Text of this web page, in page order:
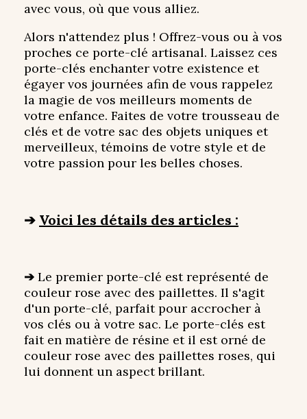
avec vous, où que vous alliez.
Alors n'attendez plus ! Offrez-vous ou à vos
proches ce porte-clé artisanal. Laissez ces
porte-clés enchanter votre existence et
égayer vos journées afin de vous rappelez
la magie de vos meilleurs moments de
votre enfance. Faites de votre trousseau de
clés et de votre sac des objets uniques et
merveilleux, témoins de votre style et de
votre passion pour les belles choses.
➔ Voici les détails des articles :
➔ Le premier porte-clé est représenté de
couleur rose avec des paillettes. Il s'agit
d'un porte-clé, parfait pour accrocher à
vos clés ou à votre sac. Le porte-clés est
fait en matière de résine et il est orné de
couleur rose avec des paillettes roses, qui
lui donnent un aspect brillant.